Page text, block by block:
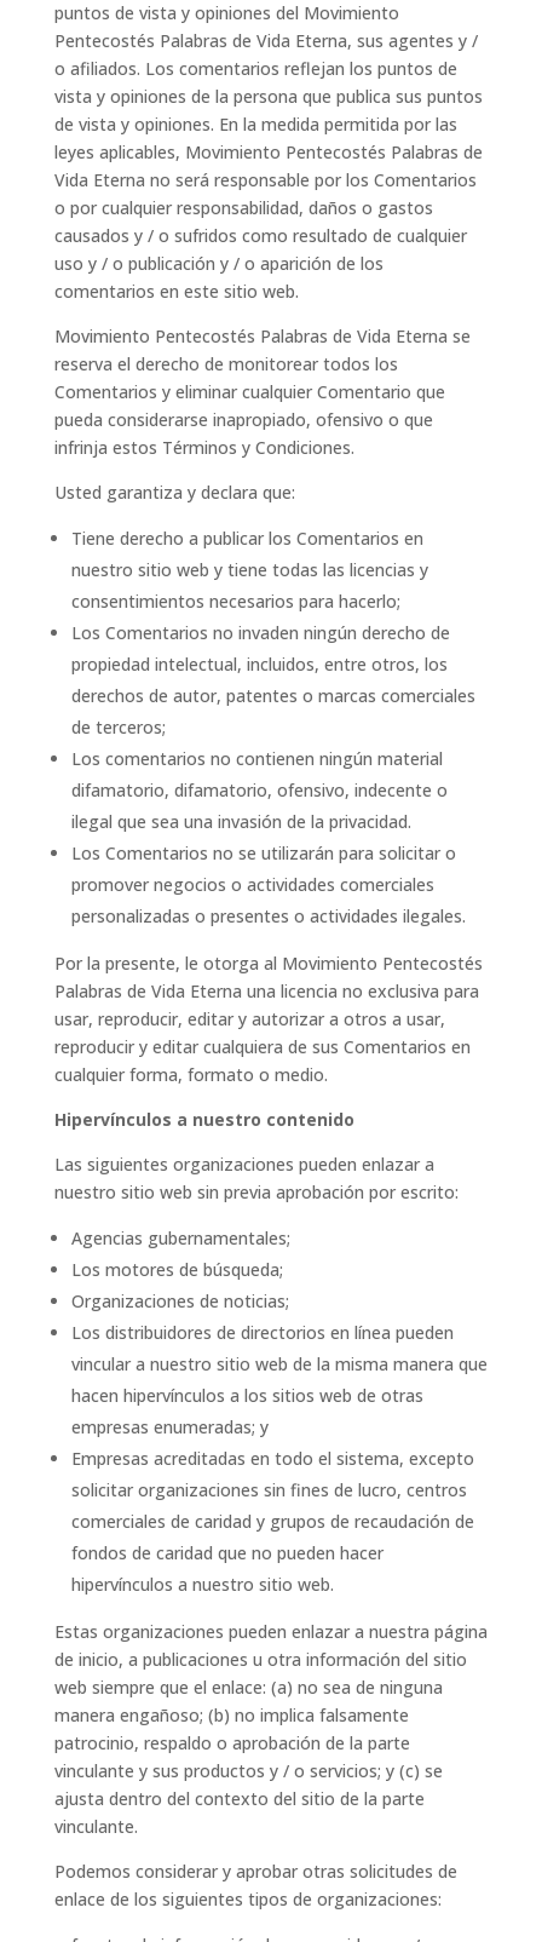
puntos de vista y opiniones del Movimiento
Pentecostés Palabras de Vida Eterna, sus agentes y /
o afiliados. Los comentarios reflejan los puntos de
vista y opiniones de la persona que publica sus puntos
de vista y opiniones. En la medida permitida por las
leyes aplicables, Movimiento Pentecostés Palabras de
Vida Eterna no será responsable por los Comentarios
o por cualquier responsabilidad, daños o gastos
causados ​​y / o sufridos como resultado de cualquier
uso y / o publicación y / o aparición de los
comentarios en este sitio web.
Movimiento Pentecostés Palabras de Vida Eterna se
reserva el derecho de monitorear todos los
Comentarios y eliminar cualquier Comentario que
pueda considerarse inapropiado, ofensivo o que
infrinja estos Términos y Condiciones.
Usted garantiza y declara que:
Tiene derecho a publicar los Comentarios en
nuestro sitio web y tiene todas las licencias y
consentimientos necesarios para hacerlo;
Los Comentarios no invaden ningún derecho de
propiedad intelectual, incluidos, entre otros, los
derechos de autor, patentes o marcas comerciales
de terceros;
Los comentarios no contienen ningún material
difamatorio, difamatorio, ofensivo, indecente o
ilegal que sea una invasión de la privacidad.
Los Comentarios no se utilizarán para solicitar o
promover negocios o actividades comerciales
personalizadas o presentes o actividades ilegales.
Por la presente, le otorga al Movimiento Pentecostés
Palabras de Vida Eterna una licencia no exclusiva para
usar, reproducir, editar y autorizar a otros a usar,
reproducir y editar cualquiera de sus Comentarios en
cualquier forma, formato o medio.
Hipervínculos a nuestro contenido
Las siguientes organizaciones pueden enlazar a
nuestro sitio web sin previa aprobación por escrito:
Agencias gubernamentales;
Los motores de búsqueda;
Organizaciones de noticias;
Los distribuidores de directorios en línea pueden
vincular a nuestro sitio web de la misma manera que
hacen hipervínculos a los sitios web de otras
empresas enumeradas; y
Empresas acreditadas en todo el sistema, excepto
solicitar organizaciones sin fines de lucro, centros
comerciales de caridad y grupos de recaudación de
fondos de caridad que no pueden hacer
hipervínculos a nuestro sitio web.
Estas organizaciones pueden enlazar a nuestra página
de inicio, a publicaciones u otra información del sitio
web siempre que el enlace: (a) no sea de ninguna
manera engañoso; (b) no implica falsamente
patrocinio, respaldo o aprobación de la parte
vinculante y sus productos y / o servicios; y (c) se
ajusta dentro del contexto del sitio de la parte
vinculante.
Podemos considerar y aprobar otras solicitudes de
enlace de los siguientes tipos de organizaciones: